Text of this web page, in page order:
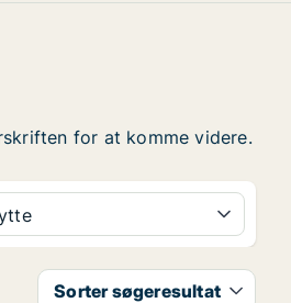
for at komme videre.
Sorter søgeresultat